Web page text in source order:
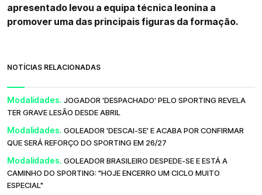
apresentado levou a equipa técnica leonina a
promover uma das principais figuras da formação.
NOTÍCIAS RELACIONADAS
Modalidades. JOGADOR 'DESPACHADO' PELO SPORTING REVELA
TER GRAVE LESÃO DESDE ABRIL
Modalidades. GOLEADOR 'DESCAI-SE' E ACABA POR CONFIRMAR
QUE SERÁ REFORÇO DO SPORTING EM 26/27
Modalidades. GOLEADOR BRASILEIRO DESPEDE-SE E ESTÁ A
CAMINHO DO SPORTING: "HOJE ENCERRO UM CICLO MUITO
ESPECIAL"